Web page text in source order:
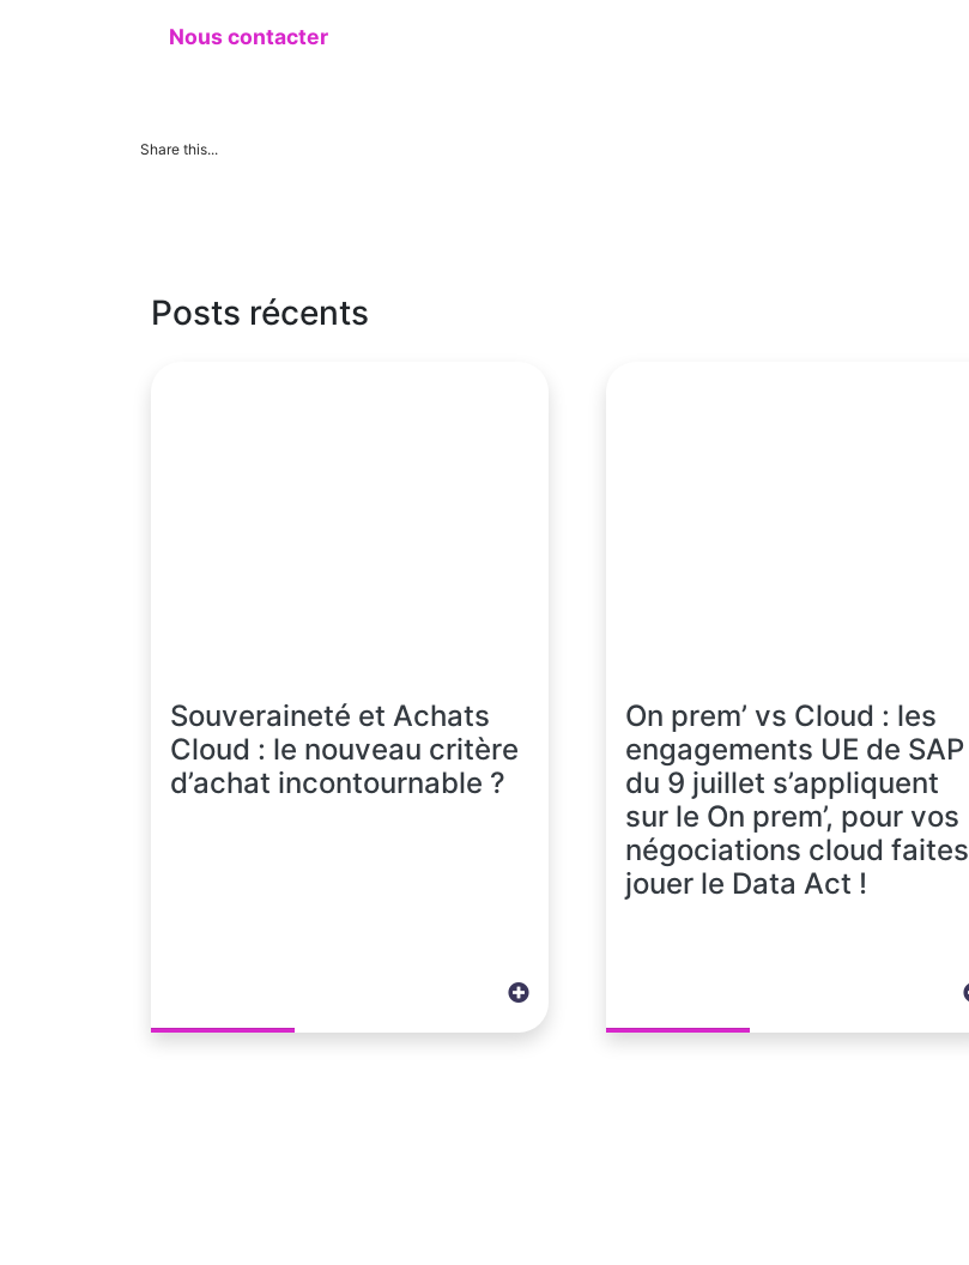
Nous contacter
Share this...
Posts récents
Souveraineté et Achats
Cloud : le nouveau critère
d’achat incontournable ?
On prem’ vs Cloud : les
engagements UE de SAP
du 9 juillet s’appliquent
sur le On prem’, pour vos
négociations cloud faites
jouer le Data Act !